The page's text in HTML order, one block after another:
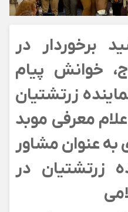
برخوردار در
خوانش پیام
زرتشتیان
معرفی موبد
به عنوان مشاور
زرتشتیان در